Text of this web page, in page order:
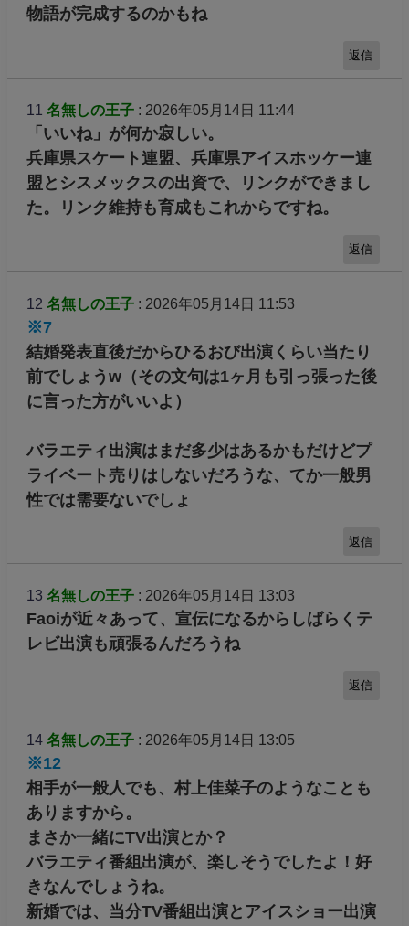
物語が完成するのかもね
返信
11 名無しの王子: 2026年05月14日 11:44
「いいね」が何か寂しい。
兵庫県スケート連盟、兵庫県アイスホッケー連
盟とシスメックスの出資で、リンクができまし
た。リンク維持も育成もこれからですね。
返信
12 名無しの王子: 2026年05月14日 11:53
※7
結婚発表直後だからひるおび出演くらい当たり
前でしょうw（その文句は1ヶ月も引っ張った後
に言った方がいいよ）
バラエティ出演はまだ多少はあるかもだけどプ
ライベート売りはしないだろうな、てか一般男
性では需要ないでしょ
返信
13 名無しの王子: 2026年05月14日 13:03
Faoiが近々あって、宣伝になるからしばらくテ
レビ出演も頑張るんだろうね
返信
14 名無しの王子: 2026年05月14日 13:05
※12
相手が一般人でも、村上佳菜子のようなことも
ありますから。
まさか一緒にTV出演とか？
バラエティ番組出演が、楽しそうでしたよ！好
きなんでしょうね。
新婚では、当分TV番組出演とアイスショー出演